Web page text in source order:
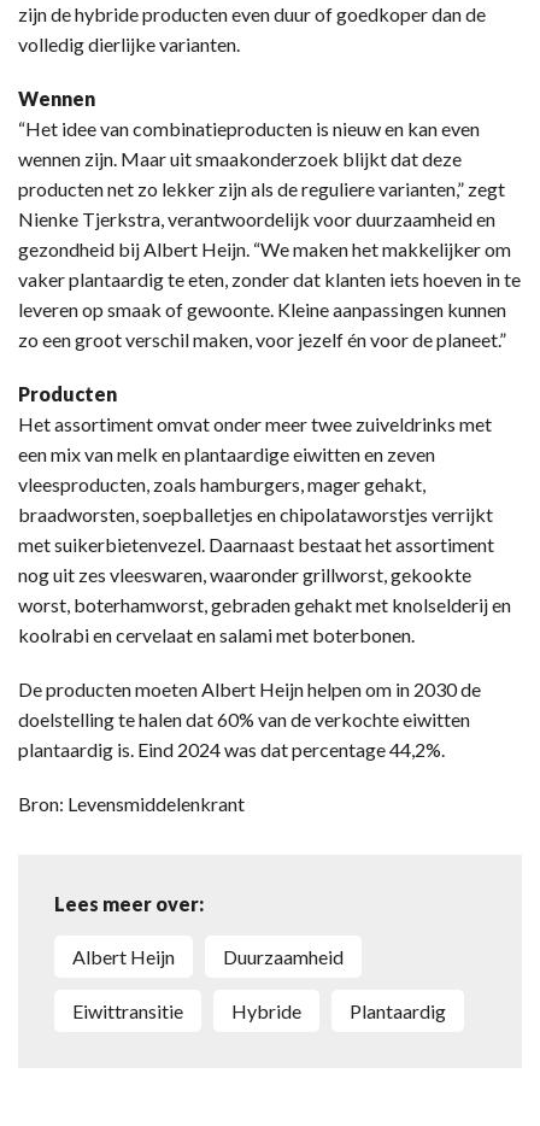
zijn de hybride producten even duur of goedkoper dan de
volledig dierlijke varianten.
Wennen
“Het idee van combinatieproducten is nieuw en kan even
wennen zijn. Maar uit smaakonderzoek blijkt dat deze
producten net zo lekker zijn als de reguliere varianten,” zegt
Nienke Tjerkstra, verantwoordelijk voor duurzaamheid en
gezondheid bij Albert Heijn. “We maken het makkelijker om
vaker plantaardig te eten, zonder dat klanten iets hoeven in te
leveren op smaak of gewoonte. Kleine aanpassingen kunnen
zo een groot verschil maken, voor jezelf én voor de planeet.”
Producten
Het assortiment omvat onder meer twee zuiveldrinks met
een mix van melk en plantaardige eiwitten en zeven
vleesproducten, zoals hamburgers, mager gehakt,
braadworsten, soepballetjes en chipolataworstjes verrijkt
met suikerbietenvezel. Daarnaast bestaat het assortiment
nog uit zes vleeswaren, waaronder grillworst, gekookte
worst, boterhamworst, gebraden gehakt met knolselderij en
koolrabi en cervelaat en salami met boterbonen.
De producten moeten Albert Heijn helpen om in 2030 de
doelstelling te halen dat 60% van de verkochte eiwitten
plantaardig is. Eind 2024 was dat percentage 44,2%.
Bron: Levensmiddelenkrant
Lees meer over:
Albert Heijn duurzaamheid
eiwittransitie hybride plantaardig